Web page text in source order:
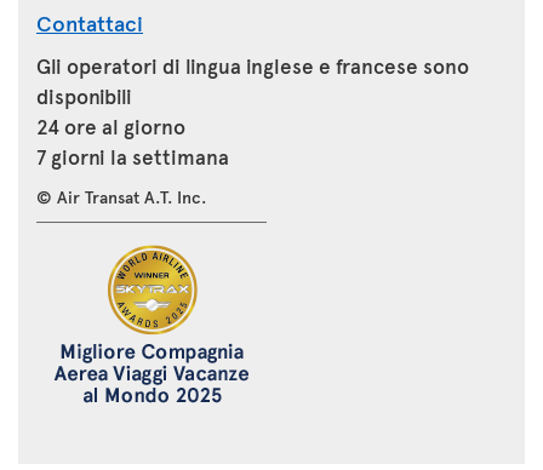
Contattaci
Gli operatori di lingua inglese e francese sono
disponibili
24 ore al giorno
7 giorni la settimana
© Air Transat A.T. Inc.